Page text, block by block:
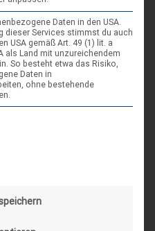
Daten in den USA.
dieser Services stimmst du auch
USA gemäß Art. 49 (1) lit. a
als Land mit unzureichendem
So besteht etwa das Risiko,
Daten in
ohne bestehende
für die eine